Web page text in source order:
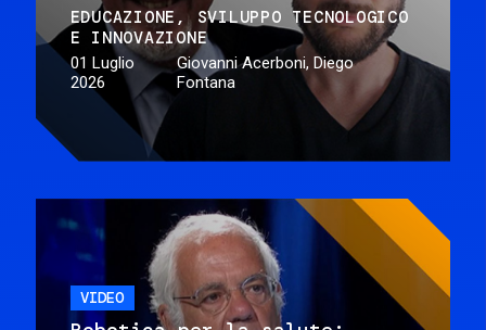
EDUCAZIONE
SVILUPPO TECNOLOGICO
E INNOVAZIONE
01 Luglio
2026
Giovanni Acerboni, Diego
Fontana
VIDEO